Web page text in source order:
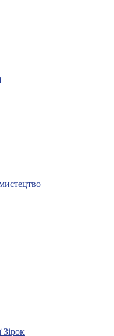
Зірок